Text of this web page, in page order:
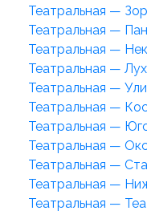
Театральная —
Театральная —
Театральная —
Театральная —
Театральная —
Театральная —
Театральная —
Театральная —
Театральная —
Театральная —
Театральная —